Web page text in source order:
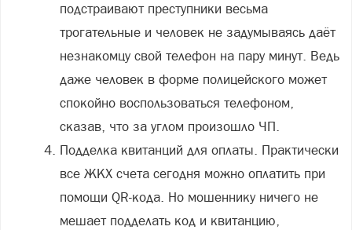
подстраивают преступники весьма
трогательные и человек не задумываясь даёт
незнакомцу свой телефон на пару минут. Ведь
даже человек в форме полицейского может
спокойно воспользоваться телефоном,
сказав, что за углом произошло ЧП.
Подделка квитанций для оплаты. Практически
все ЖКХ счета сегодня можно оплатить при
помощи QR-кода. Но мошеннику ничего не
мешает подделать код и квитанцию,